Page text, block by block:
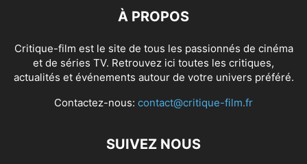
À PROPOS
Critique-film est le site de tous les passionnés de cinéma
et de séries TV. Retrouvez ici toutes les critiques,
actualités et événements autour de votre univers préféré.
Contactez-nous: contact@critique-film.fr
SUIVEZ NOUS